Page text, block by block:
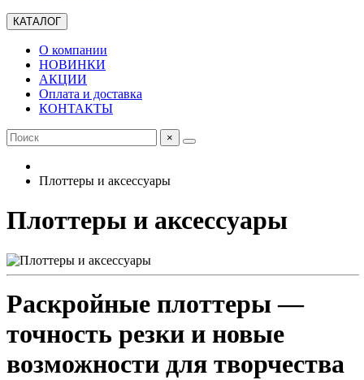
КАТАЛОГ
О компании
НОВИНКИ
АКЦИИ
Оплата и доставка
КОНТАКТЫ
×
Плоттеры и аксессуары
Плоттеры и аксессуары
Раскройные плоттеры —
точность резки и новые
возможности для творчества